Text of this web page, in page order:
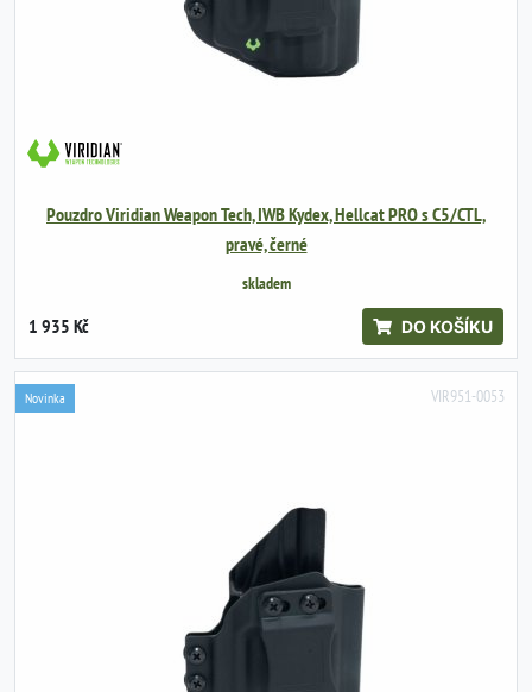
Pouzdro Viridian Weapon Tech, IWB Kydex, Hellcat PRO s C5/CTL,
pravé, černé
skladem
1 935 Kč DO KOŠÍKU
VIR951-0053
Novinka